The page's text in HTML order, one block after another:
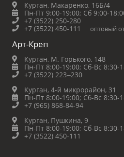
Курган, Макаренко, 16Б/4
Пн-Пт 9:00-19:00; Сб 9:00-
+7 (3522) 250-280
+7 (3522) 450-111
оптовый
Арт-Креп
Курган, М. Горького, 148
Пн-Пт 8:00-19:00; Сб-Вс 8:30-
+7 (3522) 223‒230
Курган, 4-й микрорайон, 31
Пн-Пт 8:00-19:00; Сб-Вс 8:30-
+7 (965) 868-84-94
Курган, Пушкина, 9
Пн-Пт 8:00-19:00; Сб-Вс 8:30-
+7 (3522) 450-111